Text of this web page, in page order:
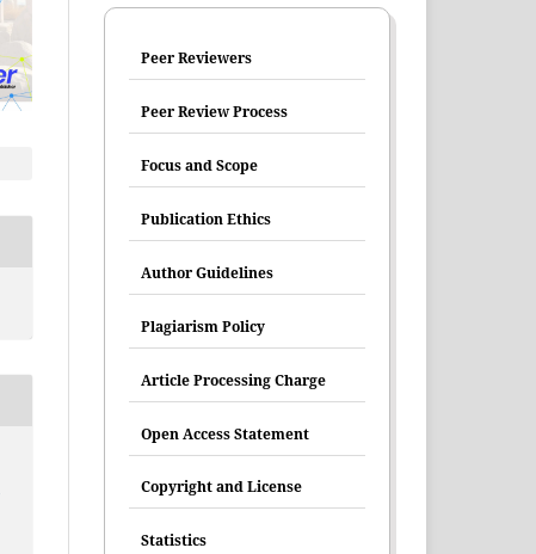
Peer Reviewers
Peer Review Process
Focus and Scope
Publication Ethics
Author Guidelines
Plagiarism Policy
Article Processing Charge
Open Access Statement
Copyright and License
Statistics